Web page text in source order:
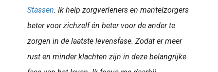
Stassen. Ik help zorgverleners en mantelzorgers
beter voor zichzelf én beter voor de ander te
zorgen in de laatste levensfase. Zodat er meer
rust en minder klachten zijn in deze belangrijke